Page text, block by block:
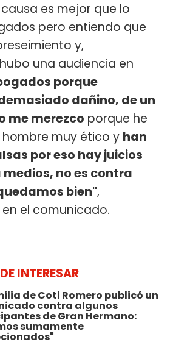
es mejor que lo
pero entiendo que
y,
una audiencia en
porque
dañino, de un
me merezco porque he
muy ético y han
por eso hay juicios
no es contra
bien",
el comunicado.
INTERESAR
de Coti Romero publicó un
contra algunos
de Gran Hermano:
sumamente